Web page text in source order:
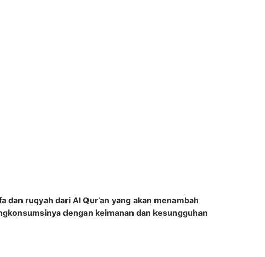
ruqyah dari Al Qur’an yang akan menambah
dengan keimanan dan kesungguhan